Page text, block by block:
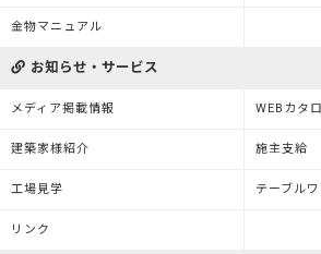
金物マニュアル
お知らせ・サービス
メディア掲載情報 WEBカタ
建築家様紹介 施主支給
工場見学 テーブル
リンク